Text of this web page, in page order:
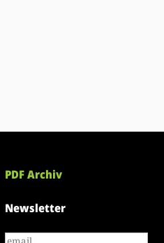
PDF Archiv
Newsletter